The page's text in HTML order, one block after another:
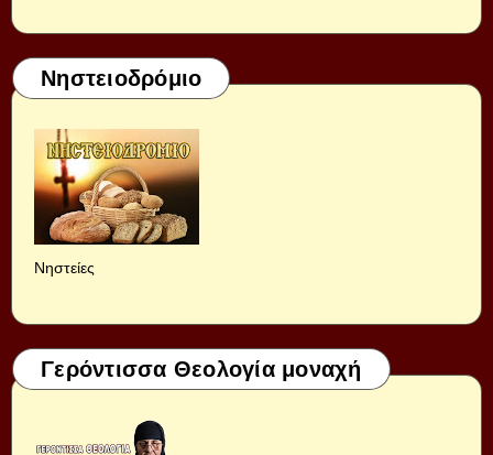
Νηστειοδρόμιο
Νηστείες
Γερόντισσα Θεολογία μοναχή